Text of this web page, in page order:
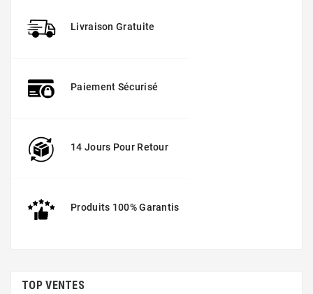
Livraison Gratuite
Paiement Sécurisé
14 Jours Pour Retour
Produits 100% Garantis
TOP VENTES